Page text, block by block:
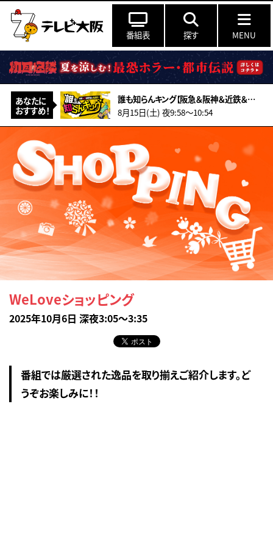
番組表 探す MENU
あなたに
おすすめ！
誰も知らんキング【阪急＆阪神＆近鉄＆南海＆メトロ…鉄道ミステリー2026夏】
8月15日(土) 夜9:58〜10:54
WeLoveショッピング
2025年10月6日 深夜3:05～3:35
番組では厳選された逸品を取り揃えご紹介します。ど
うぞお楽しみに！！